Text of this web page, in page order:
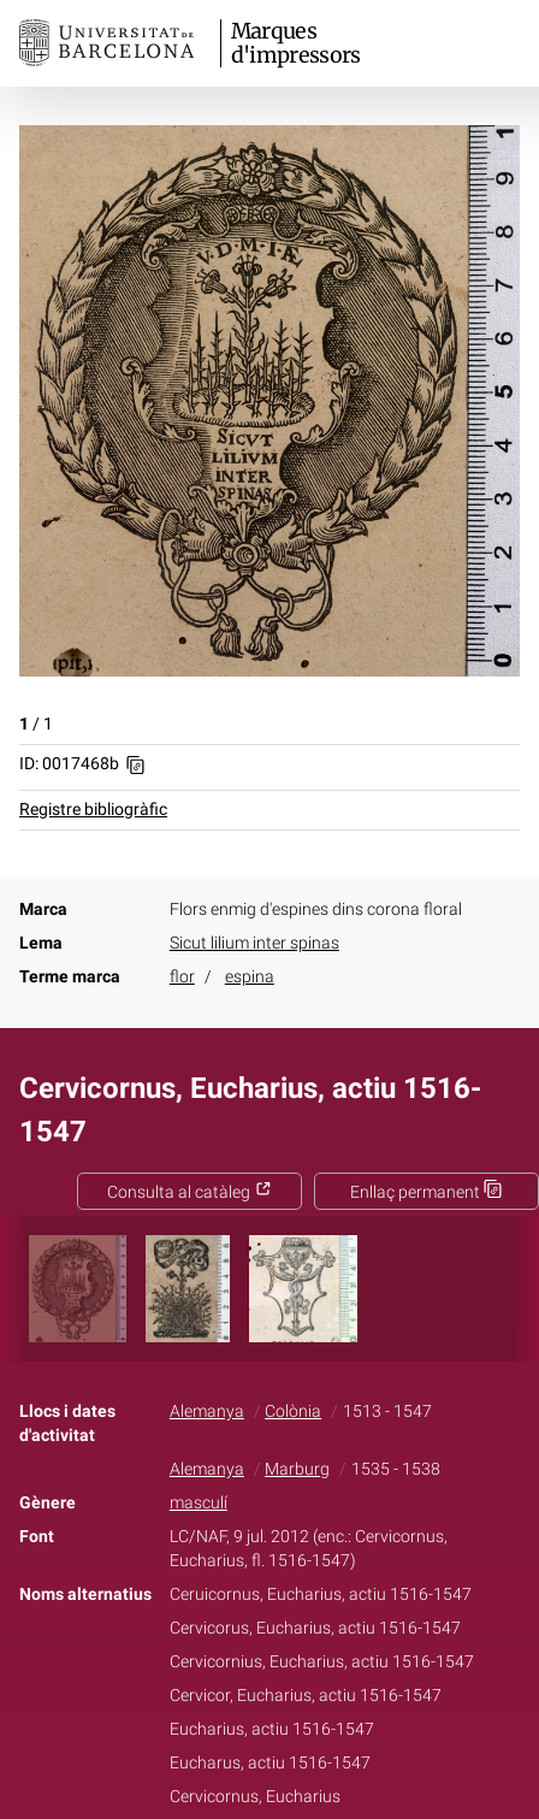
Marques
d'impressors
1 / 1
ID: 0017468b
Registre bibliogràfic
Marca
Flors enmig d'espines dins corona floral
Lema
Sicut lilium inter spinas
Terme marca
flor espina
Cervicornus, Eucharius, actiu 1516-
1547
Enllaç permanent
Consulta al catàleg
Llocs i dates
d'activitat
Alemanya Colònia 1513 - 1547
Alemanya Marburg
1535 - 1538
Gènere
masculí
Font
LC/NAF, 9 jul. 2012 (enc.: Cervicornus,
Eucharius, fl. 1516-1547)
Noms alternatius
Ceruicornus, Eucharius, actiu 1516-1547
Cervicorus, Eucharius, actiu 1516-1547
Cervicornius, Eucharius, actiu 1516-1547
Cervicor, Eucharius, actiu 1516-1547
Eucharius, actiu 1516-1547
Eucharus, actiu 1516-1547
Cervicornus, Eucharius